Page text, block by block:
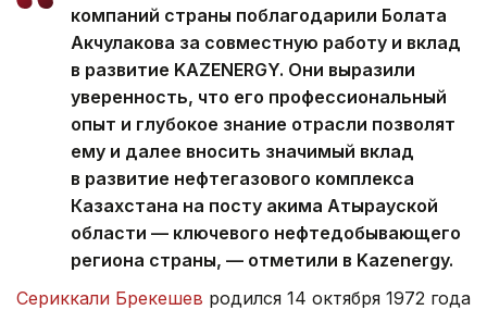
компаний страны поблагодарили Болата
Акчулакова за совместную работу и вклад
в развитие KAZENERGY. Они выразили
уверенность, что его профессиональный
опыт и глубокое знание отрасли позволят
ему и далее вносить значимый вклад
в развитие нефтегазового комплекса
Казахстана на посту акима Атырауской
области — ключевого нефтедобывающего
региона страны, — отметили в Kazenergy.
Сериккали Брекешев родился 14 октября 1972 года